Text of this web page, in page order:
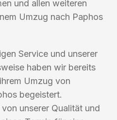
und allen weiteren
Umzug nach Paphos
Service und unserer
haben wir bereits
Umzug von
begeistert.
unserer Qualität und